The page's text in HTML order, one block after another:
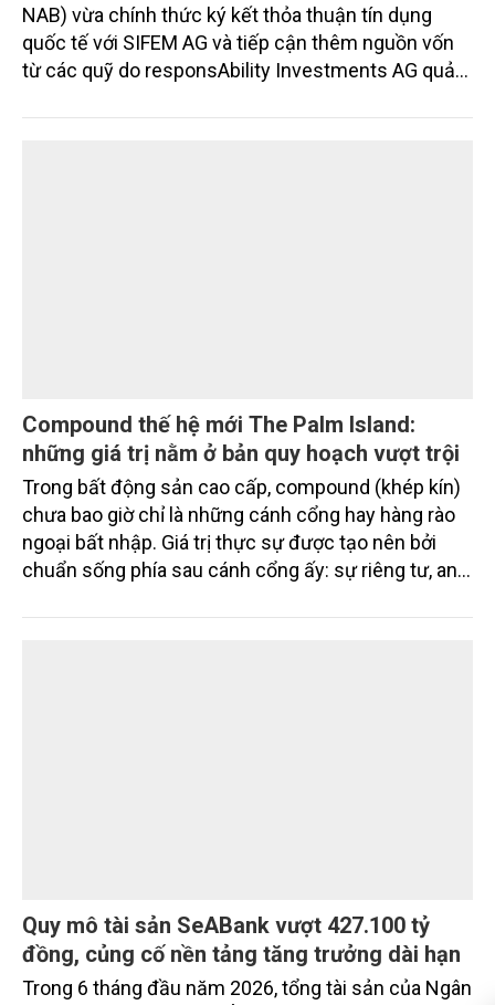
NAB) vừa chính thức ký kết thỏa thuận tín dụng
quốc tế với SIFEM AG và tiếp cận thêm nguồn vốn
từ các quỹ do responsAbility Investments AG quản
thu hút thành công từ đầu năm đến nay lên gần 350
Compound thế hệ mới The Palm Island:
những giá trị nằm ở bản quy hoạch vượt trội
Trong bất động sản cao cấp, compound (khép kín)
chưa bao giờ chỉ là những cánh cổng hay hàng rào
ngoại bất nhập. Giá trị thực sự được tạo nên bởi
chuẩn sống phía sau cánh cổng ấy: sự riêng tư, an
vụ được thiết kế dành riêng cho họ.
Quy mô tài sản SeABank vượt 427.100 tỷ
đồng, củng cố nền tảng tăng trưởng dài hạn
Trong 6 tháng đầu năm 2026, tổng tài sản của Ngân